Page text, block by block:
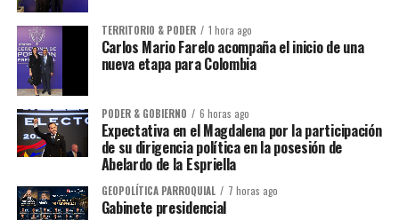
TERRITORIO & PODER 1 hora ago
Carlos Mario Farelo acompaña el inicio de una
nueva etapa para Colombia
PODER & GOBIERNO 6 horas ago
Expectativa en el Magdalena por la participación
de su dirigencia política en la posesión de
Abelardo de la Espriella
GEOPOLÍTICA PARROQUIAL 7 horas ago
Gabinete presidencial